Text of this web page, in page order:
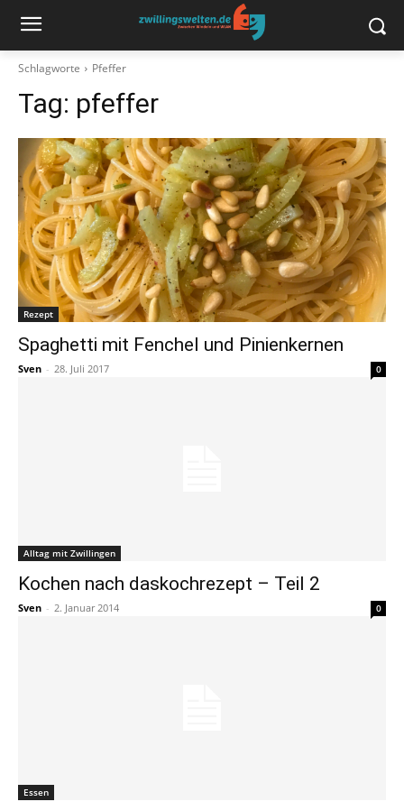
Schlagworte Pfeffer
Tag: pfeffer
Rezept
Spaghetti mit Fenchel und Pinienkernen
Sven - 28. Juli 2017 0
Alltag mit Zwillingen
Kochen nach daskochrezept – Teil 2
Sven - 2. Januar 2014 0
Essen